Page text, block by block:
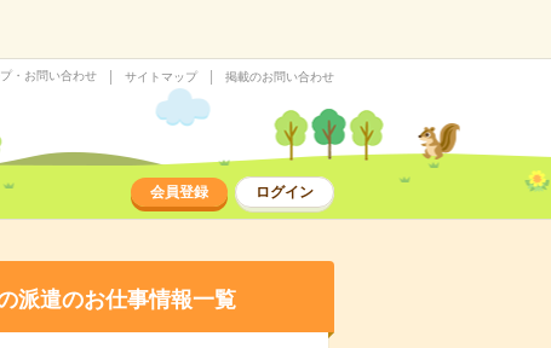
・お問い合わせ サイトマップ 掲載のお問い合わせ
会員登録 ログイン
派遣のお仕事情報一覧